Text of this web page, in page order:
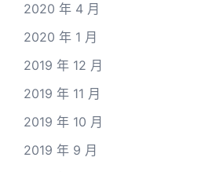
2020 年 4 月
2020 年 1 月
2019 年 12 月
2019 年 11 月
2019 年 10 月
2019 年 9 月